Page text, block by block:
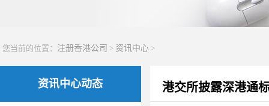
您当前的位置： 注册香港公司 > 资讯中心 >
资讯中心动态 港交所披露深港通